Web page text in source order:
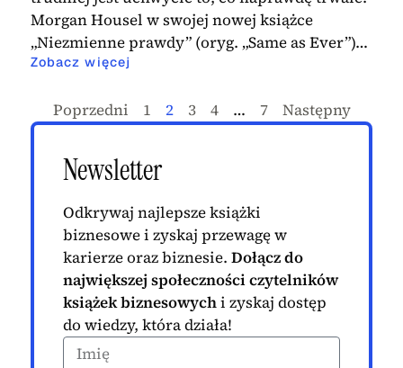
Morgan Housel w swojej nowej książce
„Niezmienne prawdy” (oryg. „Same as Ever”)…
Zobacz więcej
Poprzedni 1 2 3 4 … 7 Następny
Newsletter
Odkrywaj najlepsze książki
biznesowe i zyskaj przewagę w
karierze oraz biznesie. Dołącz do
największej społeczności czytelników
książek biznesowychi zyskaj dostęp
do wiedzy, która działa!